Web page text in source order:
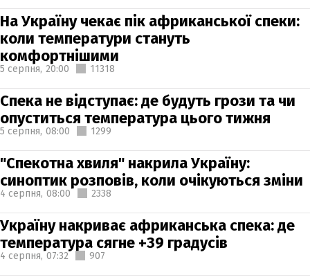
На Україну чекає пік африканської спеки:
коли температури стануть
комфортнішими
5 серпня, 20:00 11318
Спека не відступає: де будуть грози та чи
опуститься температура цього тижня
5 серпня, 08:00 1299
"Спекотна хвиля" накрила Україну:
синоптик розповів, коли очікуються зміни
4 серпня, 08:00 2338
Україну накриває африканська спека: де
температура сягне +39 градусів
4 серпня, 07:32 907